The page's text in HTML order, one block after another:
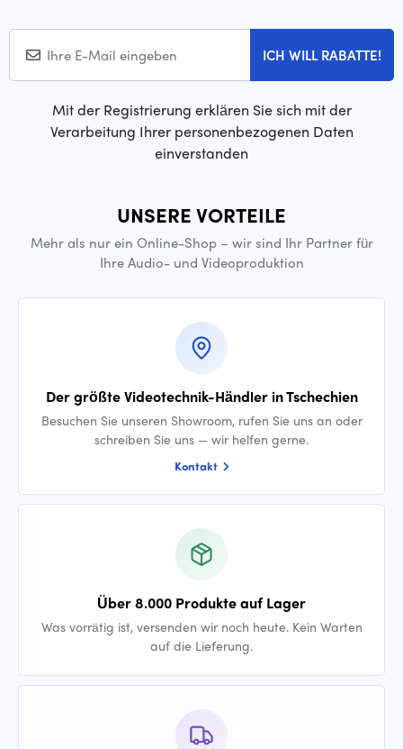
ICH WILL RABATTE!
Mit der Registrierung erklären Sie sich mit der
Verarbeitung Ihrer personenbezogenen Daten
einverstanden
UNSERE VORTEILE
Mehr als nur ein Online-Shop – wir sind Ihr Partner für
Ihre Audio- und Videoproduktion
Der größte Videotechnik-Händler in Tschechien
Besuchen Sie unseren Showroom, rufen Sie uns an oder
schreiben Sie uns — wir helfen gerne.
Kontakt
Über 8.000 Produkte auf Lager
Was vorrätig ist, versenden wir noch heute. Kein Warten
auf die Lieferung.